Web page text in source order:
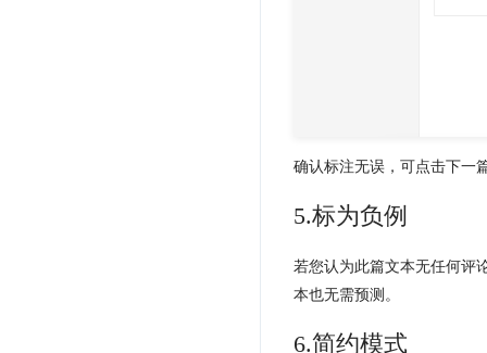
确认标注无误，可点击下一
5.标为负例
若您认为此篇文本无任何评
本也无需预测。
6.简约模式